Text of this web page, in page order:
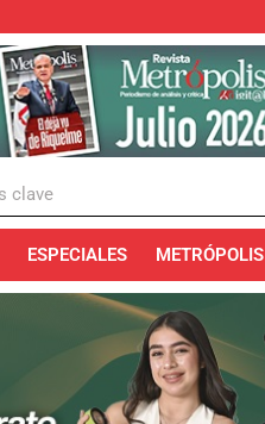
ESPECIALES METRÓPOLIS